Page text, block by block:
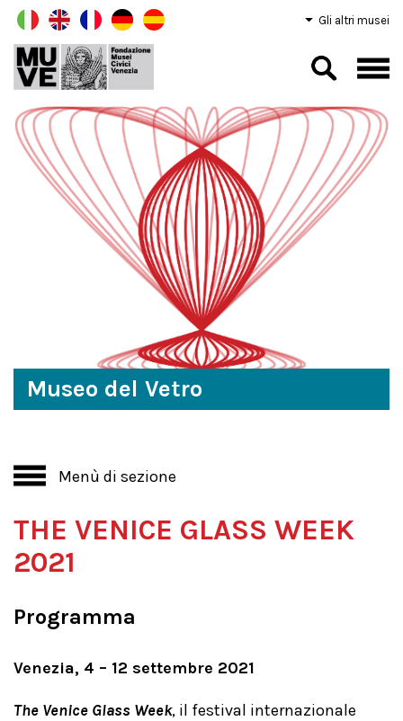
Gli altri musei
Museo del Vetro
Menù di sezione
THE VENICE GLASS WEEK
2021
Programma
Venezia, 4 – 12 settembre 2021
The Venice Glass Week, il festival internazionale